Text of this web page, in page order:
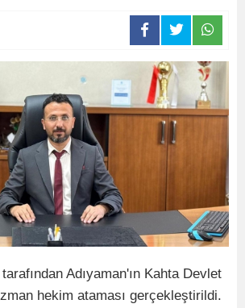
tarafından Adıyaman'ın Kahta Devlet
hekim ataması gerçekleştirildi.